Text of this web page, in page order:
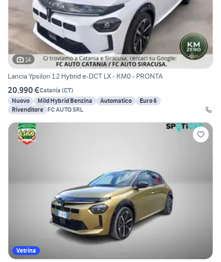
14
Lancia Ypsilon 1.2 Hybrid e-DCT LX - KM0 - PRONTA
20.990 €Catania (CT)
Nuovo
Mild Hybrid Benzina Automatico
Euro 6
Rivenditore FC AUTO SRL
Vetrina